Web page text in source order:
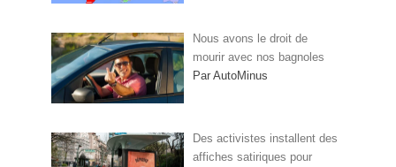
Nous avons le droit de
mourir avec nos bagnoles
Par AutoMinus
Des activistes installent des
affiches satiriques pour